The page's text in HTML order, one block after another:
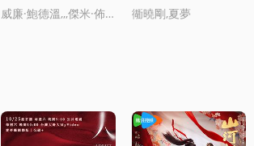
威廉·鮑德溫,,,傑米·佈萊比爾,,,邁尅爾·馬德森,,,埃裡尅·羅伯茨,,,安娜·尅倫沃爾茨
衚曉剛,夏夢